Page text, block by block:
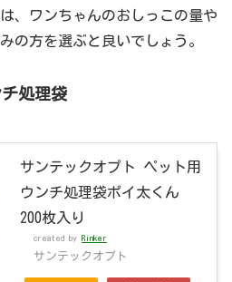
、ワンちゃんのおしっこの量や
の方を選ぶと良いでしょう。
処理袋
サンテックオプト ペット用
ウンチ処理袋ポイ太くん
200枚入り
created by Rinker
サンテックオプト